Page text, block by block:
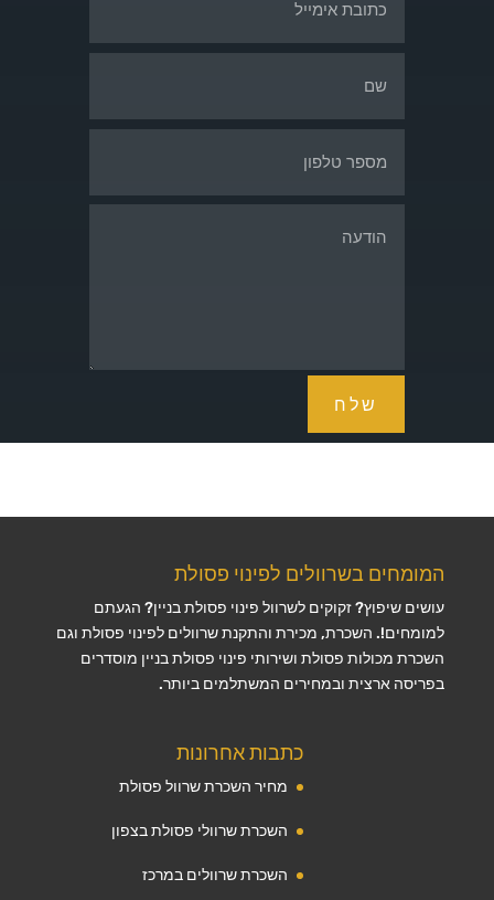
שלח
המומחים בשרוולים לפינוי פסולת
עושים שיפוץ? זקוקים לשרוול פינוי פסולת בניין? הגעתם
למומחים!. השכרת, מכירת והתקנת שרוולים לפינוי פסולת וגם
השכרת מכולות פסולת ושירותי פינוי פסולת בניין מוסדרים
בפריסה ארצית ובמחירים המשתלמים ביותר.
כתבות אחרונות
מחיר השכרת שרוול פסולת
השכרת שרוולי פסולת בצפון
השכרת שרוולים במרכז